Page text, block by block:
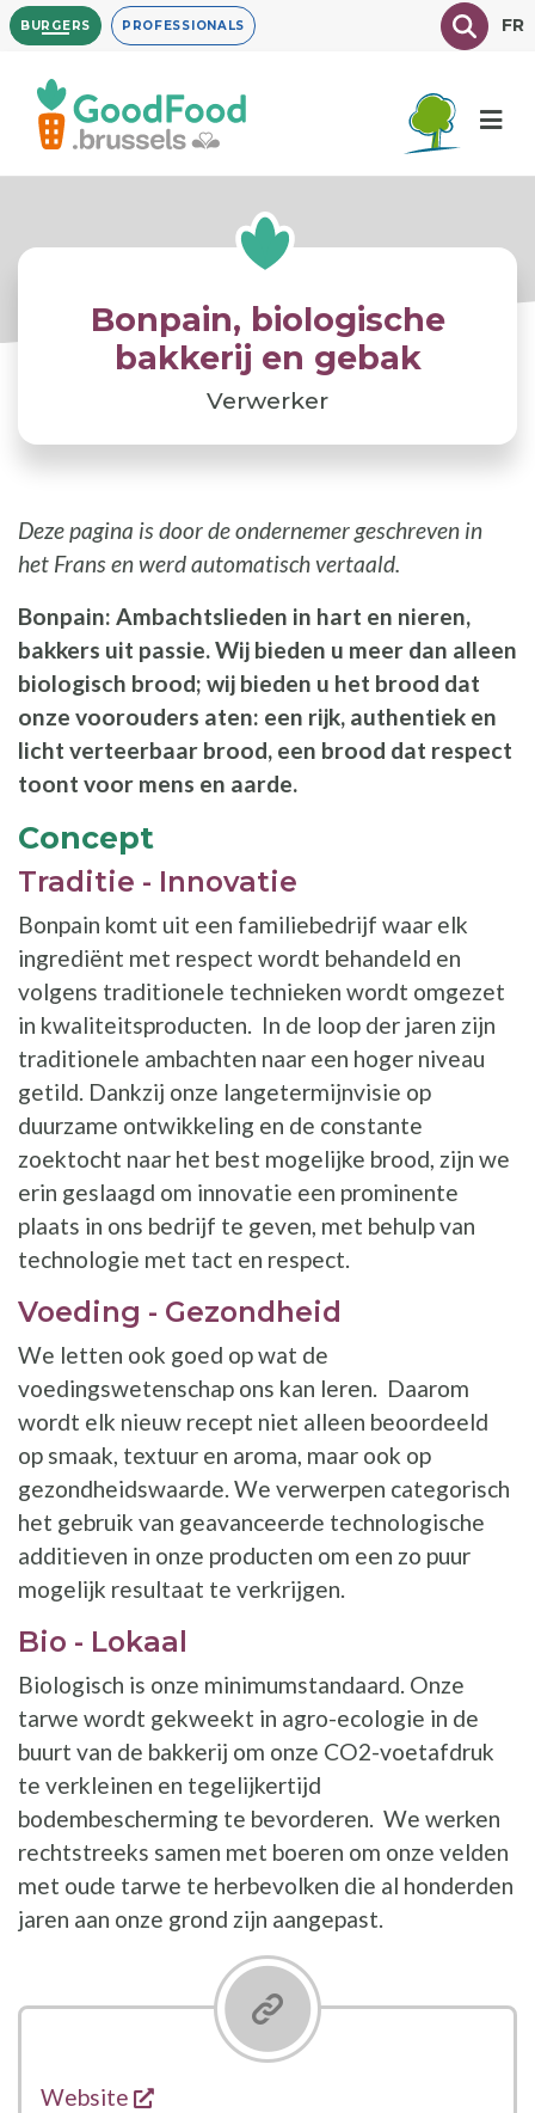
Overslaan
en
inhoud
gaan
BURGERS PROFESSIONALS TexteFR
Bonpain, biologische
bakkerij en gebak
Verwerker
Deze pagina is door de ondernemer geschreven in
het Frans en werd automatisch vertaald.
Bonpain: Ambachtslieden in hart en nieren,
bakkers uit passie. Wij bieden u meer dan alleen
biologisch brood; wij bieden u het brood dat
onze voorouders aten: een rijk, authentiek en
licht verteerbaar brood, een brood dat respect
toont voor mens en aarde.
Concept
Traditie - Innovatie
Bonpain komt uit een familiebedrijf waar elk
ingrediënt met respect wordt behandeld en
volgens traditionele technieken wordt omgezet
in kwaliteitsproducten. In de loop der jaren zijn
traditionele ambachten naar een hoger niveau
getild. Dankzij onze langetermijnvisie op
duurzame ontwikkeling en de constante
zoektocht naar het best mogelijke brood, zijn we
erin geslaagd om innovatie een prominente
plaats in ons bedrijf te geven, met behulp van
technologie met tact en respect.
Voeding - Gezondheid
We letten ook goed op wat de
voedingswetenschap ons kan leren. Daarom
wordt elk nieuw recept niet alleen beoordeeld
op smaak, textuur en aroma, maar ook op
gezondheidswaarde. We verwerpen categorisch
het gebruik van geavanceerde technologische
additieven in onze producten om een zo puur
mogelijk resultaat te verkrijgen.
Bio - Lokaal
Biologisch is onze minimumstandaard. Onze
tarwe wordt gekweekt in agro-ecologie in de
buurt van de bakkerij om onze CO2-voetafdruk
te verkleinen en tegelijkertijd
bodembescherming te bevorderen. We werken
rechtstreeks samen met boeren om onze velden
met oude tarwe te herbevolken die al honderden
jaren aan onze grond zijn aangepast.
Links
Website
opent een nieuw venster